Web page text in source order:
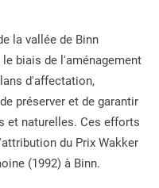
la vallée de Binn
biais de l'aménagement
d'affectation,
préserver et de garantir
et naturelles. Ces efforts
du Prix Wakker
(1992) à Binn.